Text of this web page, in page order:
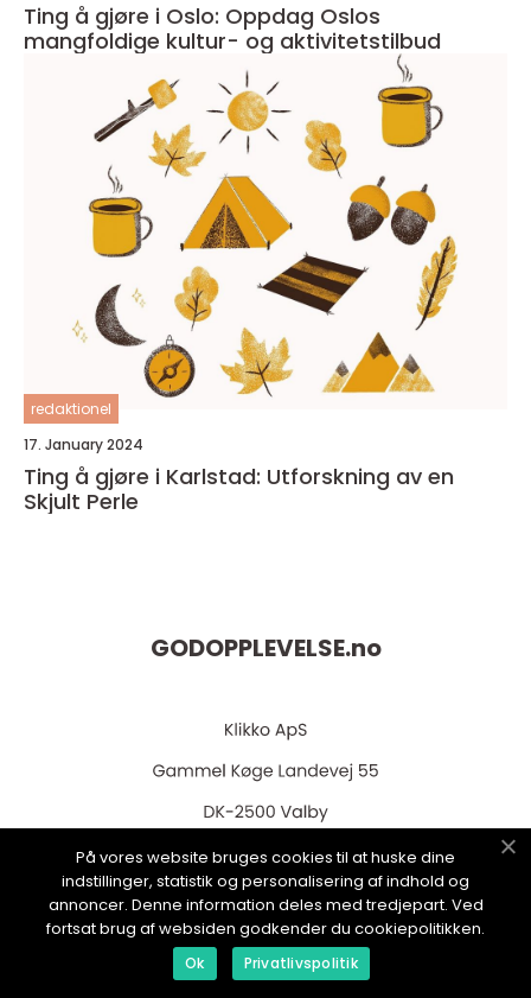
Ting å gjøre i Oslo: Oppdag Oslos
mangfoldige kultur- og aktivitetstilbud
redaktionel
17. January 2024
Ting å gjøre i Karlstad: Utforskning av en
Skjult Perle
GODOPPLEVELSE.no
web:www.klikko.dk
På vores website bruges cookies til at huske dine
indstillinger, statistik og personalisering af indhold og
annoncer. Denne information deles med tredjepart. Ved
fortsat brug af websiden godkender du cookiepolitikken.
Ok Privatlivspolitik